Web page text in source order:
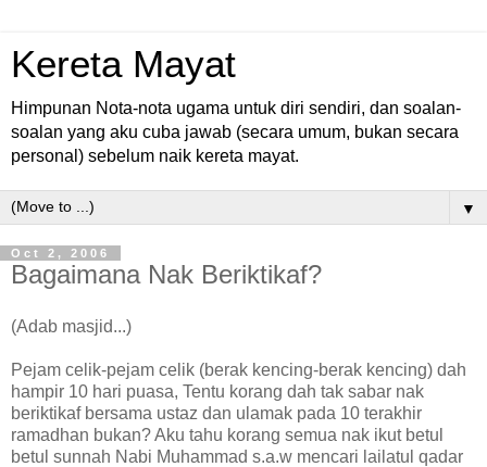
Kereta Mayat
Himpunan Nota-nota ugama untuk diri sendiri, dan soalan-
soalan yang aku cuba jawab (secara umum, bukan secara
personal) sebelum naik kereta mayat.
▼
Oct 2, 2006
Bagaimana Nak Beriktikaf?
(Adab masjid...)
Pejam celik-pejam celik (berak kencing-berak kencing) dah
hampir 10 hari puasa, Tentu korang dah tak sabar nak
beriktikaf bersama ustaz dan ulamak pada 10 terakhir
ramadhan bukan? Aku tahu korang semua nak ikut betul
betul sunnah Nabi Muhammad s.a.w mencari lailatul qadar